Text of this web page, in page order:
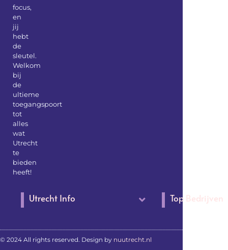
focus,
en
jij
hebt
de
sleutel.
Welkom
bij
de
ultieme
toegangspoort
tot
alles
wat
Utrecht
te
bieden
heeft!
Utrecht Info Top Bedrijven
© 2024 All rights reserved. Design by nuutrecht.nl